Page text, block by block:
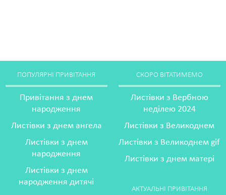
ПОПУЛЯРНІ ПРИВІТАННЯ
Привітання з днем
народження
Листівки з днем ангела
Листівки з днем
народження
Листівки з днем
народження дитячі
СКОРО ВІТАТИМЕМО
Листівки з Вербною
неділею 2024
Листівки з Великоднем
Листівки з Великоднем gif
Листівки з днем матері
АКТУАЛЬНІ ПРИВІТАННЯ